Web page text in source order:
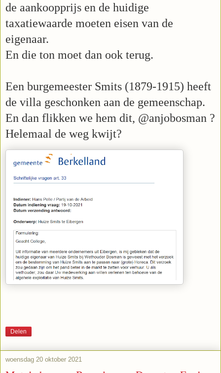
de aankoopprijs en de huidige
taxatiewaarde moeten eisen van de
eigenaar.
En die ton moet dan ook terug.
Een burgemeester Smits (1879-1915) heeft
de villa geschonken aan de gemeenschap.
En dan flikken we hem dit, @anjobosman ?
Helemaal de weg kwijt?
Delen
woensdag 20 oktober 2021